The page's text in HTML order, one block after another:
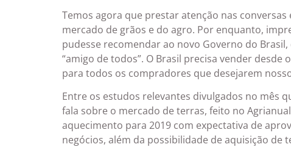
Temos agora que prestar atenção nas
mercado de grãos e do agro. Por enquanto,
pudesse recomendar ao novo Governo do
“amigo de todos”. O Brasil precisa vender
para todos os compradores que desejarem
Entre os estudos relevantes divulgados no mês
fala sobre o mercado de terras, feito no
aquecimento para 2019 com expectativa de
negócios, além da possibilidade de aquisição de